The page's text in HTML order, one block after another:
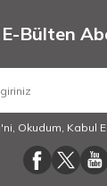
E-Bülten
, Okudum, Kabul